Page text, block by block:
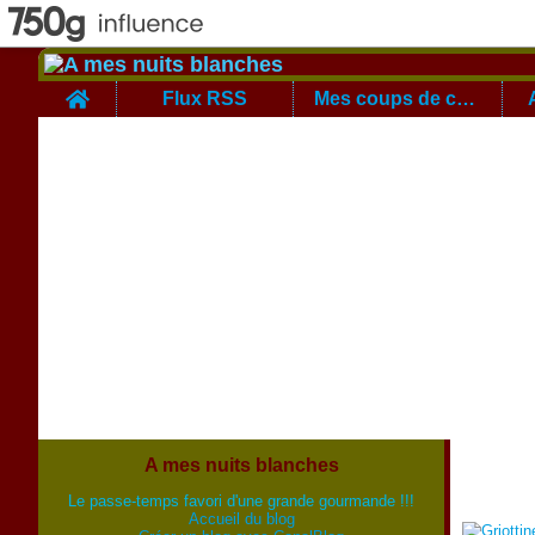
Home Flux RSS Mes coups de coeur
A mes nuits blanches
Le passe-temps favori d'une grande gourmande !!!
Accueil du blog